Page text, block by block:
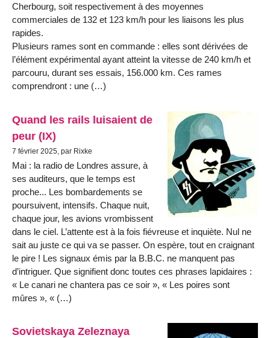
Cherbourg, soit respectivement à des moyennes
commerciales de 132 et 123 km/h pour les liaisons les plus
rapides.
Plusieurs rames sont en commande : elles sont dérivées de
l’élément expérimental ayant atteint la vitesse de 240 km/h et
parcouru, durant ses essais, 156.000 km. Ces rames
comprendront : une (…)
Quand les rails luisaient de
peur (IX)
7 février 2025, par Rixke
Mai : la radio de Londres assure, à
ses auditeurs, que le temps est
proche... Les bombardements se
poursuivent, intensifs. Chaque nuit,
chaque jour, les avions vrombissent
dans le ciel. L’attente est à la fois fiévreuse et inquiète. Nul ne
sait au juste ce qui va se passer. On espère, tout en craignant
le pire ! Les signaux émis par la B.B.C. ne manquent pas
d’intriguer. Que signifient donc toutes ces phrases lapidaires :
« Le canari ne chantera pas ce soir », « Les poires sont
mûres », « (…)
Sovietskaya Zeleznaya